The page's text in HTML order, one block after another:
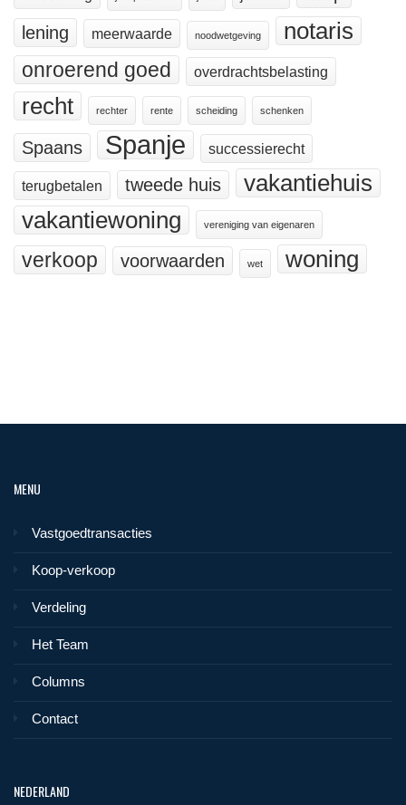
lening
meerwaarde noodwetgeving notaris
onroerend goed overdrachtsbelasting
recht rechter rente scheiding schenken
Spaans Spanje successierecht
terugbetalen tweede huis
vakantiehuis
vakantiewoning
vereniging van eigenaren
verkoop voorwaarden wet woning
MENU
Vastgoedtransacties
Koop-verkoop
Verdeling
Het Team
Columns
Contact
NEDERLAND